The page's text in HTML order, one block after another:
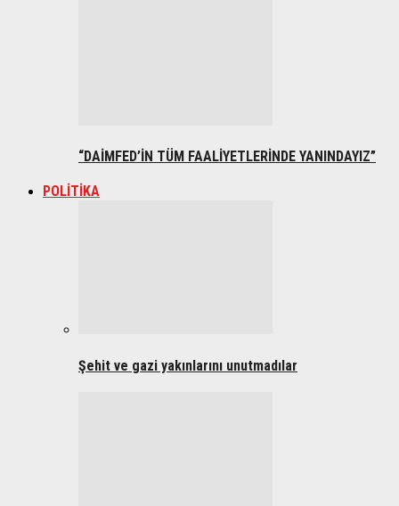
“DAİMFED’İN TÜM FAALİYETLERİNDE YANINDAYIZ”
POLİTİKA
Şehit ve gazi yakınlarını unutmadılar